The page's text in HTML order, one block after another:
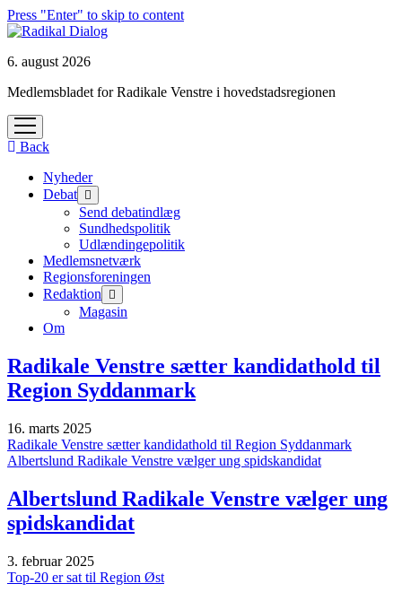
Press "Enter" to skip to content
6. august 2026
Medlemsbladet for Radikale Venstre i hovedstadsregionen
open
menu
Back
Nyheder
Debat open
menu
Send debatindlæg
Sundhedspolitik
Udlændingepolitik
Medlemsnetværk
Regionsforeningen
Redaktion
open
menu
Magasin
Om
Radikale Venstre sætter kandidathold til
Region Syddanmark
16. marts 2025
Radikale Venstre sætter kandidathold til Region Syddanmark
Albertslund Radikale Venstre vælger ung spidskandidat
Albertslund Radikale Venstre vælger ung
spidskandidat
3. februar 2025
Top-20 er sat til Region Øst